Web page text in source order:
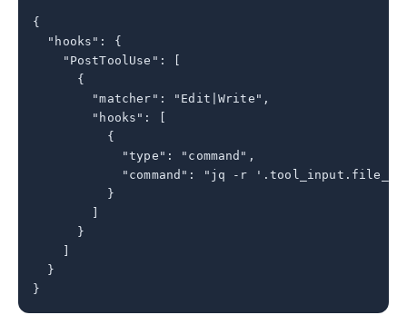
{
  "hooks": {
    "PostToolUse": [
      {
        "matcher": "Edit|Write",
        "hooks": [
          {
            "type": "command",
"command": "jq -r
          }
      }
  }
}